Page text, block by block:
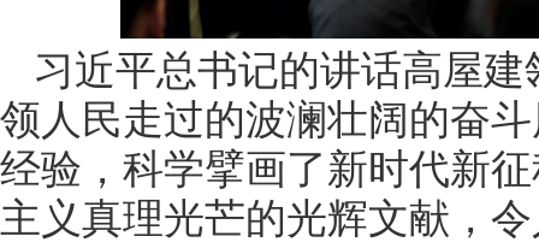
习近平总书记的讲话高屋
领人民走过的波澜壮阔的奋
经验，科学擘画了新时代新
主义真理光芒的光辉文献，